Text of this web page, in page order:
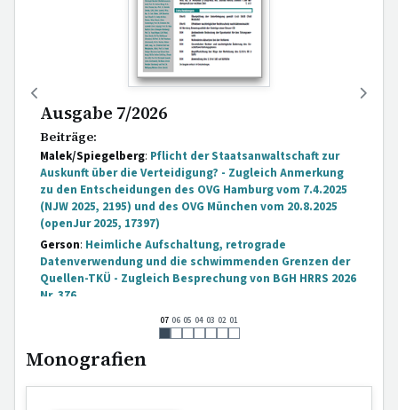
07 06 05 04 03 02 01
Ausgabe 7/2026
Beiträge:
Malek/Spiegelberg: Pflicht der Staatsanwaltschaft zur
Auskunft über die Verteidigung? - Zugleich Anmerkung
zu den Entscheidungen des OVG Hamburg vom 7.4.2025
(NJW 2025, 2195) und des OVG München vom 20.8.2025
(openJur 2025, 17397)
Gerson: Heimliche Aufschaltung, retrograde
Datenverwendung und die schwimmenden Grenzen der
Quellen-TKÜ - Zugleich Besprechung von BGH HRRS 2026
Nr. 376
Monografien